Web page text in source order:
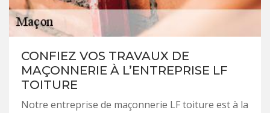
CONFIEZ VOS TRAVAUX DE
MAÇONNERIE À L’ENTREPRISE LF
TOITURE
Notre entreprise de maçonnerie LF toiture est à la